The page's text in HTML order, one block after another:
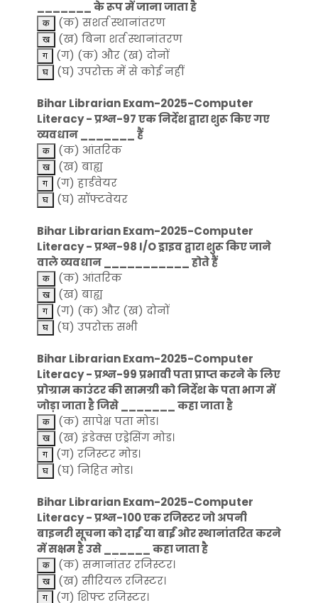
_______ के रूप में जाना जाता है
(क) सशर्त स्थानांतरण
(ख) बिना शर्त स्थानांतरण
(ग) (क) और (ख) दोनों
(घ) उपरोक्त में से कोई नहीं
Bihar Librarian Exam-2025-Computer
Literacy - प्रश्न-97 एक निर्देश द्वारा शुरू किए गए
व्यवधान _______ हैं
(क) आंतरिक
(ख) बाह्य
(ग) हार्डवेयर
(घ) सॉफ्टवेयर
Bihar Librarian Exam-2025-Computer
Literacy - प्रश्न-98 I/O ड्राइव द्वारा शुरू किए जाने
वाले व्यवधान ___________ होते हैं
(क) आंतरिक
(ख) बाह्य
(ग) (क) और (ख) दोनों
(घ) उपरोक्त सभी
Bihar Librarian Exam-2025-Computer
Literacy - प्रश्न-99 प्रभावी पता प्राप्त करने के लिए
प्रोग्राम काउंटर की सामग्री को निर्देश के पता भाग में
जोड़ा जाता है जिसे _______ कहा जाता है
(क) सापेक्ष पता मोड।
(ख) इंडेक्स एड्रेसिंग मोड।
(ग) रजिस्टर मोड।
(घ) निहित मोड।
Bihar Librarian Exam-2025-Computer
Literacy - प्रश्न-100 एक रजिस्टर जो अपनी
बाइनरी सूचना को दाईं या बाईं ओर स्थानांतरित करने
में सक्षम है उसे ______ कहा जाता है
(क) समानांतर रजिस्टर।
(ख) सीरियल रजिस्टर।
(ग) शिफ्ट रजिस्टर।